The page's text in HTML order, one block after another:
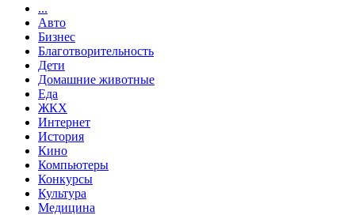
...
Авто
Бизнес
Благотворительность
Дети
Домашние животные
Еда
ЖКХ
Интернет
История
Кино
Компьютеры
Конкурсы
Культура
Медицина